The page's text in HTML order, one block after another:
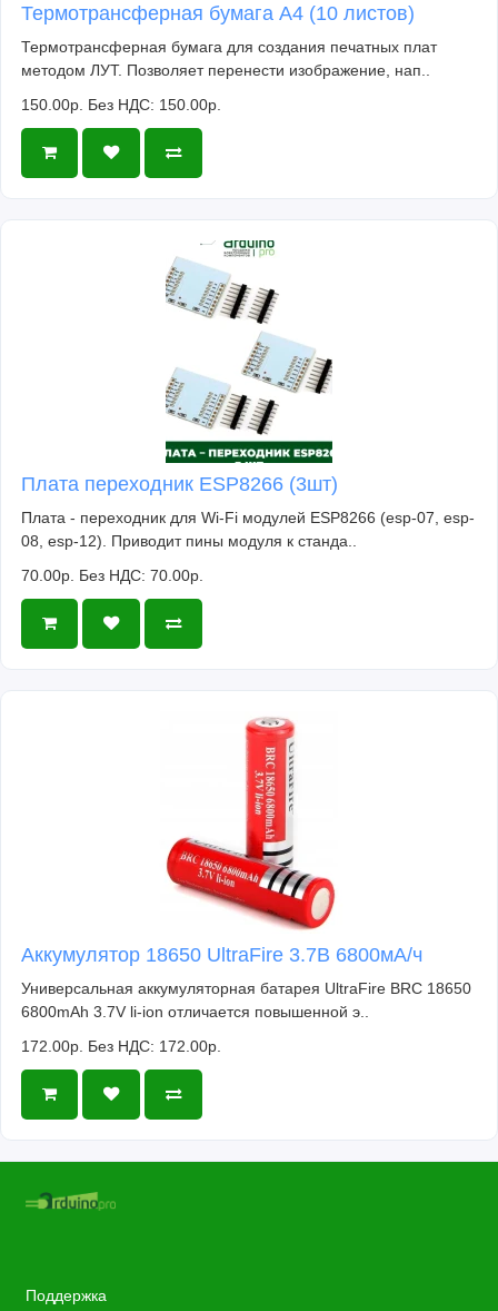
Термотрансферная бумага А4 (10 листов)
Термотрансферная бумага для создания печатных плат
методом ЛУТ. Позволяет перенести изображение, нап..
150.00р. Без НДС: 150.00р.
Плата переходник ESP8266 (3шт)
Плата - переходник для Wi-Fi модулей ESP8266 (esp-07, esp-
08, esp-12). Приводит пины модуля к станда..
70.00р. Без НДС: 70.00р.
Аккумулятор 18650 UltraFire 3.7В 6800мА/ч
Универсальная аккумуляторная батарея UltraFire BRC 18650
6800mAh 3.7V li-ion отличается повышенной э..
172.00р. Без НДС: 172.00р.
Поддержка